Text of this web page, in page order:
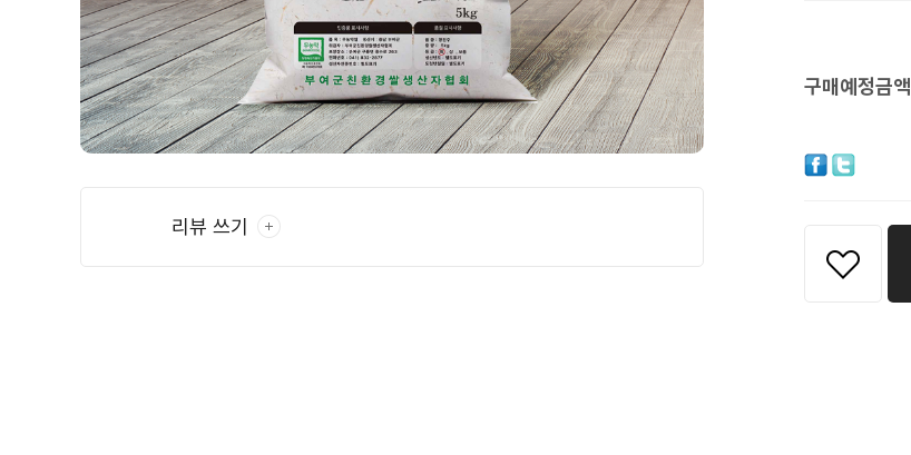
리뷰 쓰기
구매예정금액